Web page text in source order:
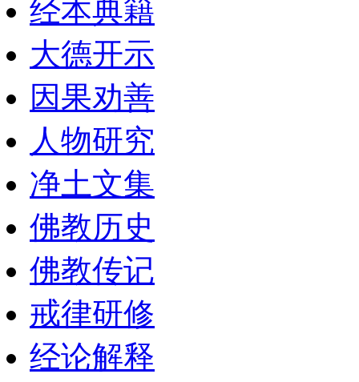
经本典籍
大德开示
因果劝善
人物研究
净土文集
佛教历史
佛教传记
戒律研修
经论解释